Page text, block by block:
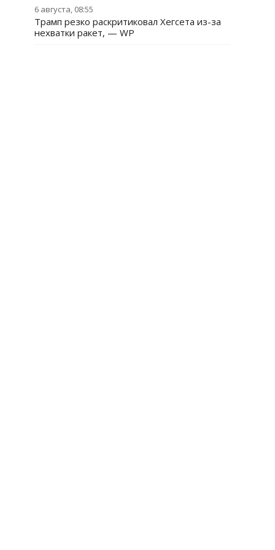
6 августа, 08:55
Трамп резко раскритиковал Хегсета из-за
нехватки ракет, — WP